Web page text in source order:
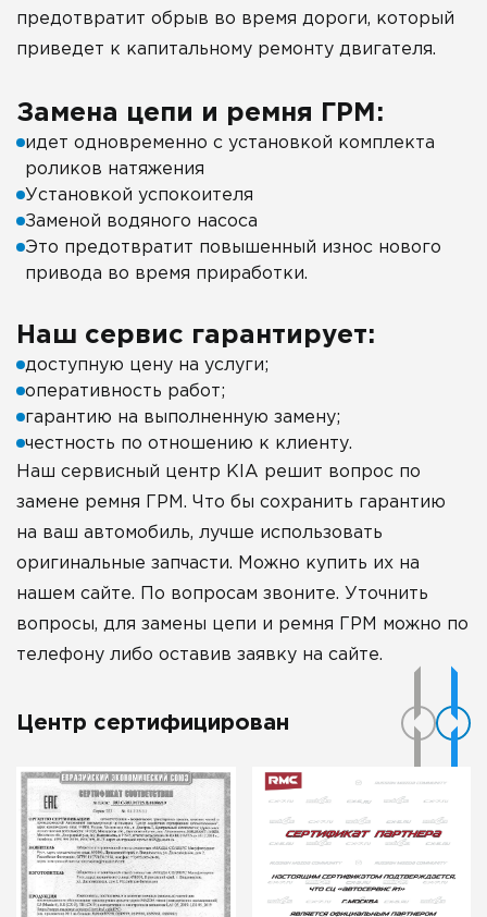
предотвратит обрыв во время дороги, который
приведет к капитальному ремонту двигателя.
Замена цепи и ремня ГРМ:
идет одновременно с установкой комплекта
роликов натяжения
Установкой успокоителя
Заменой водяного насоса
Это предотвратит повышенный износ нового
привода во время приработки.
Наш сервис гарантирует:
доступную цену на услуги;
оперативность работ;
гарантию на выполненную замену;
честность по отношению к клиенту.
Наш сервисный центр KIA решит вопрос по
замене ремня ГРМ. Что бы сохранить гарантию
на ваш автомобиль, лучше использовать
оригинальные запчасти. Можно купить их на
нашем сайте. По вопросам звоните. Уточнить
вопросы, для замены цепи и ремня ГРМ можно по
телефону либо оставив заявку на сайте.
Центр сертифицирован